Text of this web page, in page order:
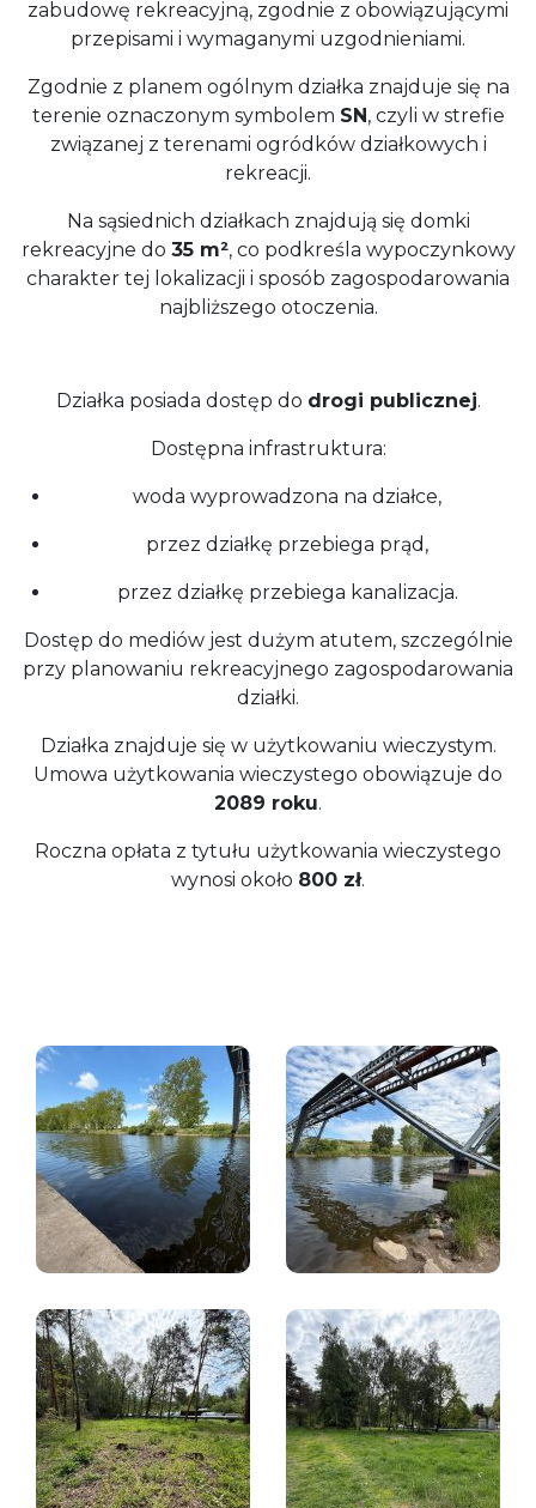
zabudowę rekreacyjną, zgodnie z obowiązującymi
przepisami i wymaganymi uzgodnieniami.
Zgodnie z planem ogólnym działka znajduje się na
terenie oznaczonym symbolem SN, czyli w strefie
związanej z terenami ogródków działkowych i
rekreacji.
Na sąsiednich działkach znajdują się domki
rekreacyjne do 35 m², co podkreśla wypoczynkowy
charakter tej lokalizacji i sposób zagospodarowania
najbliższego otoczenia.
Działka posiada dostęp do drogi publicznej.
Dostępna infrastruktura:
woda wyprowadzona na działce,
przez działkę przebiega prąd,
przez działkę przebiega kanalizacja.
Dostęp do mediów jest dużym atutem, szczególnie
przy planowaniu rekreacyjnego zagospodarowania
działki.
Działka znajduje się w użytkowaniu wieczystym.
Umowa użytkowania wieczystego obowiązuje do
2089 roku.
Roczna opłata z tytułu użytkowania wieczystego
wynosi około 800 zł.